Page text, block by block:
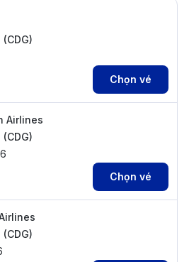
(CDG)
Chọn vé
Airlines
(CDG)
Chọn vé
(CDG)